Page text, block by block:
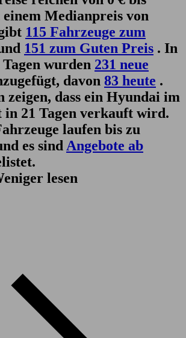
einem Medianpreis von
115 Fahrzeuge zum
151 zum Guten Preis . In
wurden 231 neue
davon 83 heute .
zeigen, dass ein Hyundai im
21 Tagen verkauft wird.
laufen bis zu
es sind Angebote ab
lesen